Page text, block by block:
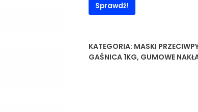
Sprawdź!
KATEGORIA: MASKI
GAŚNICA 1KG, GUMOWE